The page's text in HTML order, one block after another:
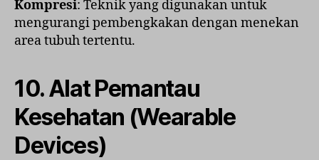
Kompresi: Teknik yang digunakan untuk
mengurangi pembengkakan dengan menekan
area tubuh tertentu.
10.Alat Pemantau
Kesehatan (Wearable
Devices)